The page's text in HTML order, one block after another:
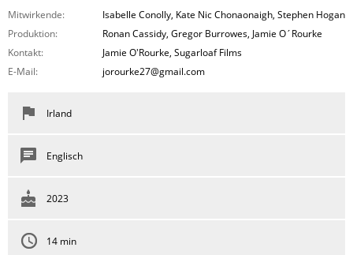
Mitwirkende:
Isabelle Conolly, Kate Nic Chonaonaigh, Stephen Hogan
Produktion:
Ronan Cassidy, Gregor Burrowes, Jamie O´Rourke
Kontakt:
Jamie O'Rourke, Sugarloaf Films
E-Mail:
jorourke27@gmail.com
Irland
Englisch
2023
14 min